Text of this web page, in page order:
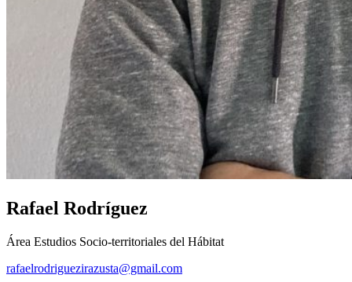
Rafael Rodríguez
Área Estudios Socio-territoriales del Hábitat
rafaelrodriguezirazusta@gmail.com